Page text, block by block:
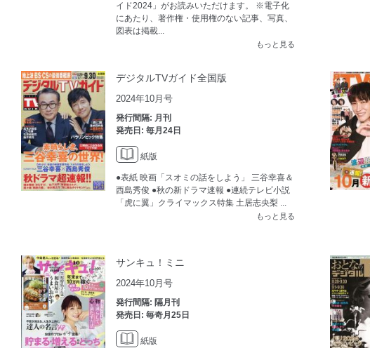
イド2024」がお読みいただけます。 ※電子化
にあたり、著作権・使用権のない記事、写真、
図表は掲載...
もっと見る
デジタルTVガイド全国版
2024年10月号
発行間隔: 月刊
発売日: 毎月24日
紙版
●表紙 映画「スオミの話をしよう」 三谷幸喜＆
西島秀俊 ●秋の新ドラマ速報 ●連続テレビ小説
「虎に翼」クライマックス特集 土居志央梨 ...
もっと見る
サンキュ！ミニ
2024年10月号
発行間隔: 隔月刊
発売日: 毎奇月25日
紙版